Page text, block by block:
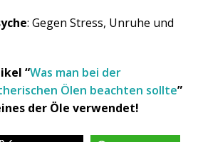
: Gegen Stress, Unruhe und
“Was man bei der
Ölen beachten sollte”
der Öle verwendet!